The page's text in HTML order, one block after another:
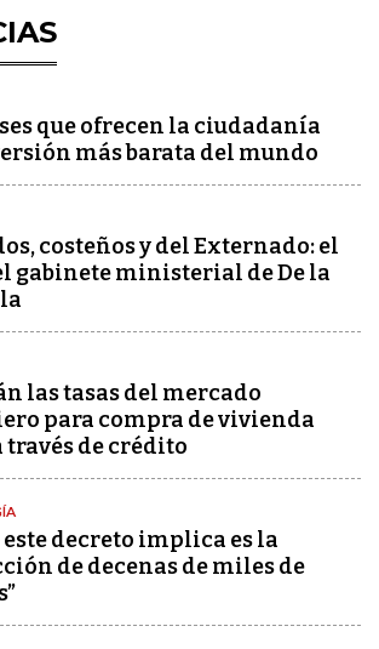
que ofrecen la ciudadanía
más barata del mundo
costeños y del Externado: el
gabinete ministerial de De la
las tasas del mercado
para compra de vivienda
través de crédito
este decreto implica es la
de decenas de miles de